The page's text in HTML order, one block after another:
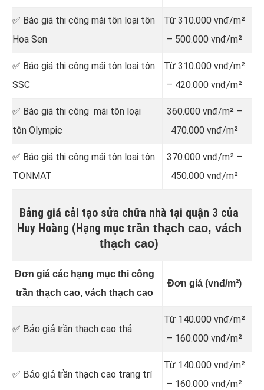
✅ Báo giá thi công mái tôn loại tôn
Hoa Sen
Từ 310.000 vnđ/m²
– 500.000 vnđ/m²
✅ Báo giá thi công mái tôn loại tôn
SSC
Từ 310.000 vnđ/m²
– 420.000 vnđ/m²
✅ Báo giá thi công mái tôn loại
tôn Olympic
360.000 vnđ/m² –
470.000 vnđ/m²
✅ Báo giá thi công mái tôn loại tôn
TONMAT
370.000 vnđ/m² –
450.000 vnđ/m²
Bảng giá cải tạo sửa chữa nhà tại quận 3 của
Huy Hoàng (Hạng mục trần thạch cao, vách
thạch cao)
Đơn giá các hạng mục thi công
trần thạch cao, vách thạch cao
Đơn giá (vnđ/m²)
✅ Báo giá trần thạch cao thả
Từ 140.000 vnđ/m²
– 160.000 vnđ/m²
✅ Báo giá trần thạch cao trang trí
Từ 140.000 vnđ/m²
– 160.000 vnđ/m²